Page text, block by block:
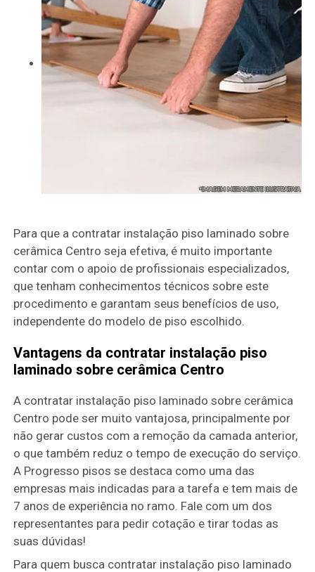
Para que a contratar instalação piso laminado sobre
cerâmica Centro seja efetiva, é muito importante
contar com o apoio de profissionais especializados,
que tenham conhecimentos técnicos sobre este
procedimento e garantam seus benefícios de uso,
independente do modelo de piso escolhido.
Vantagens da contratar instalação piso
laminado sobre cerâmica Centro
A contratar instalação piso laminado sobre cerâmica
Centro pode ser muito vantajosa, principalmente por
não gerar custos com a remoção da camada anterior,
o que também reduz o tempo de execução do serviço.
A Progresso pisos se destaca como uma das
empresas mais indicadas para a tarefa e tem mais de
7 anos de experiência no ramo. Fale com um dos
representantes para pedir cotação e tirar todas as
suas dúvidas!
Para quem busca contratar instalação piso laminado